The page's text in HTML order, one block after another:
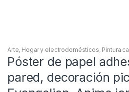
Arte, Hogar y electrodomésticos, Pintura
Póster de papel
pared, decoración